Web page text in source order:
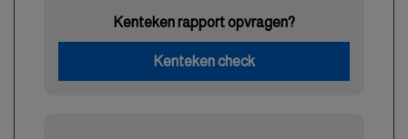
Kenteken rapport opvragen?
Kenteken check